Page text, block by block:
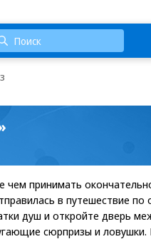
чем принимать
в путешествие по
душ и откройте дверь
сюрпризы и